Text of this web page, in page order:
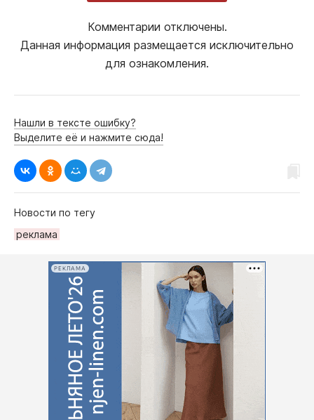
Комментарии отключены.
Данная информация размещается исключительно
для ознакомления.
Нашли в тексте ошибку?
Выделите её и нажмите сюда!
Новости по тегу
рeклама
РЕКЛАМА